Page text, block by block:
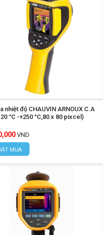
nhiệt độ CHAUVIN ARNOUX C.A
°C -+250 °C,80 x 80 pixcel)
VND
MUA